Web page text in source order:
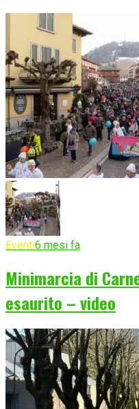
Eventi6 mesi fa
Minimarcia di
esaurito – video